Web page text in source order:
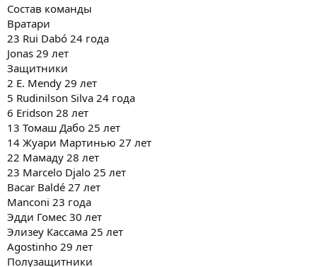
Состав команды
Вратари
23 Rui Dabó 24 года
Jonas 29 лет
Защитники
2 E. Mendy 29 лет
5 Rudinilson Silva 24 года
6 Eridson 28 лет
13 Томаш Дабо 25 лет
14 Жуари Мартинью 27 лет
22 Мамаду 28 лет
23 Marcelo Djalo 25 лет
Bacar Baldé 27 лет
Manconi 23 года
Эдди Гомес 30 лет
Элизеу Кассама 25 лет
Agostinho 29 лет
Полузащитники